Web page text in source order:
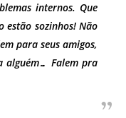
internos. Que
estão sozinhos! Não
para seus amigos,
alguém… Falem pra